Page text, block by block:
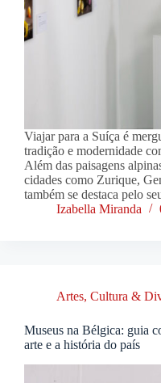
Viajar para a Suíça é
tradição e modernidade
Além das paisagens
cidades como Zurique,
também se destaca pelo
Izabella Miranda
Artes, Cultura &
Museus na Bélgica: guia
arte e a história do país